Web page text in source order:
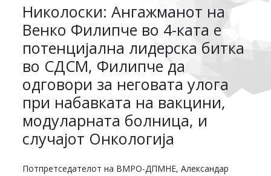
Николоски: Ангажманот на
Венко Филипче во 4-ката е
потенцијална лидерска битка
во СДСМ, Филипче да
одговори за неговата улога
при набавката на вакцини,
модуларната болница, и
случајот Онкологија
Потпретседателот на ВМРО-ДПМНЕ, Александар